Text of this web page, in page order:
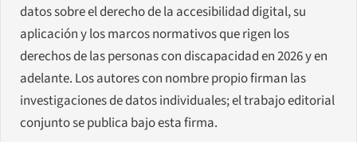
datos sobre el derecho de la accesibilidad digital, su
aplicación y los marcos normativos que rigen los
derechos de las personas con discapacidad en 2026 y en
adelante. Los autores con nombre propio firman las
investigaciones de datos individuales; el trabajo editorial
conjunto se publica bajo esta firma.